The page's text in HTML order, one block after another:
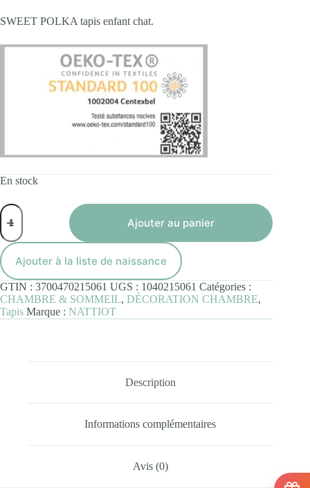
SWEET POLKA tapis enfant chat.
En stock
quantité
de
Tapis
SWEET
POLKA
Ajouter au panier
Ajouter à la liste de naissance
GTIN : 3700470215061 UGS : 1040215061 Catégories :
CHAMBRE & SOMMEIL, DÉCORATION CHAMBRE,
Tapis Marque : NATTIOT
Description
Informations complémentaires
Avis (0)